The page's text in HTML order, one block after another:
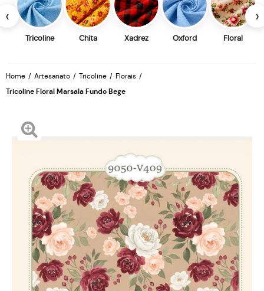
‹
Tricoline Chita Xadrez Oxford Floral
›
Home Artesanato Tricoline Florais
Tricoline Floral Marsala Fundo Bege